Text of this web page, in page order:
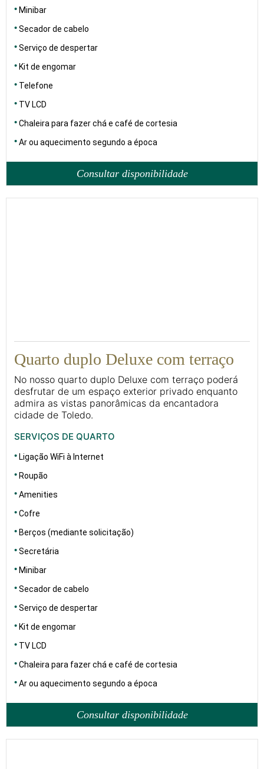
Minibar
Secador de cabelo
Serviço de despertar
Kit de engomar
Telefone
TV LCD
Chaleira para fazer chá e café de cortesia
Ar ou aquecimento segundo a época
Consultar disponibilidade
Quarto duplo Deluxe com terraço
No nosso quarto duplo Deluxe com terraço poderá
desfrutar de um espaço exterior privado enquanto
admira as vistas panorâmicas da encantadora
cidade de Toledo.
SERVIÇOS DE QUARTO
Ligação WiFi à Internet
Roupão
Amenities
Cofre
Berços (mediante solicitação)
Secretária
Minibar
Secador de cabelo
Serviço de despertar
Kit de engomar
TV LCD
Chaleira para fazer chá e café de cortesia
Ar ou aquecimento segundo a época
Consultar disponibilidade